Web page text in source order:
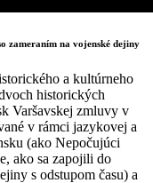
zameraním na vojenské dejiny
a kultúrneho
historických
Varšavskej zmluvy v
v rámci jazykovej a
(ako Nepočujúci
ako sa zapojili do
s odstupom času) a